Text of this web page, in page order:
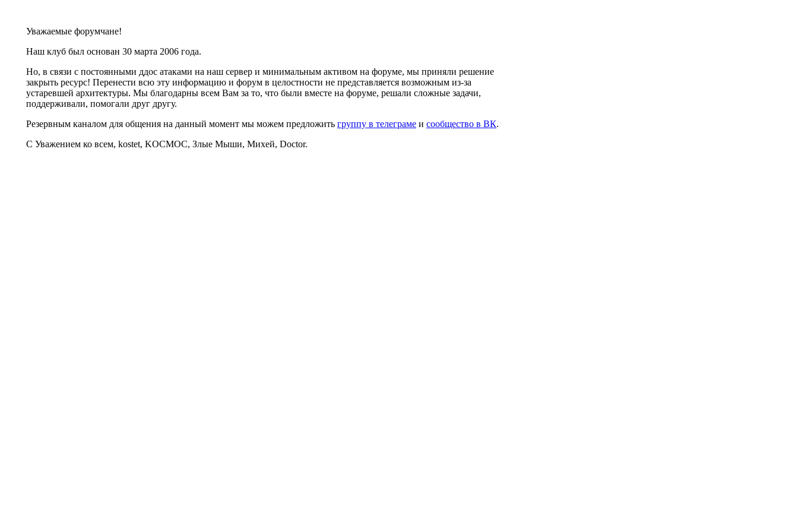
Уважаемые форумчане!
Наш клуб был основан 30 марта 2006 года.
Но, в связи с постоянными ддос атаками на наш сервер и минимальным активом на форуме, мы приняли решение
закрыть ресурс! Перенести всю эту информацию и форум в целостности не представляется возможным из-за
устаревшей архитектуры. Мы благодарны всем Вам за то, что были вместе на форуме, решали сложные задачи,
поддерживали, помогали друг другу.
Резервным каналом для общения на данный момент мы можем предложить группу в телеграме и сообщество в ВК.
С Уважением ко всем, kostet, KOCMOC, Злые Мыши, Михей, Doctor.